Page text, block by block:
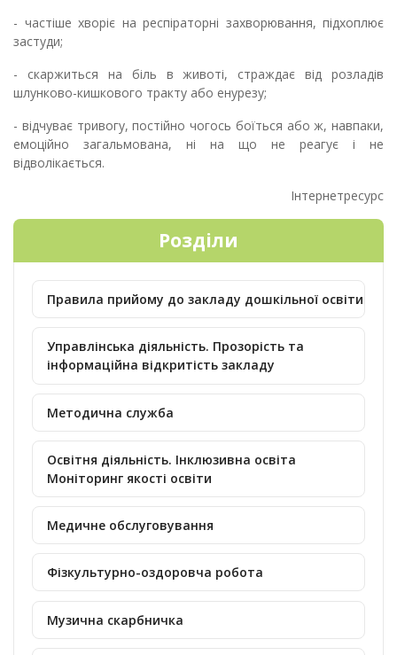
- частіше хворіє на респіраторні захворювання, підхоплює
застуди;
- скаржиться на біль в животі, страждає від розладів
шлунково-кишкового тракту або енурезу;
- відчуває тривогу, постійно чогось боїться або ж, навпаки,
емоційно загальмована, ні на що не реагує і не
відволікається.
Інтернетресурс
Розділи
Правила прийому до закладу дошкільної освіти
Управлінська діяльність. Прозорість та
інформаційна відкритість закладу
Методична служба
Освітня діяльність. Інклюзивна освіта
Моніторинг якості освіти
Медичне обслуговування
Фізкультурно-оздоровча робота
Музична скарбничка